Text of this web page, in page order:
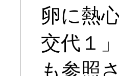
卵に熱
交代１
も参照